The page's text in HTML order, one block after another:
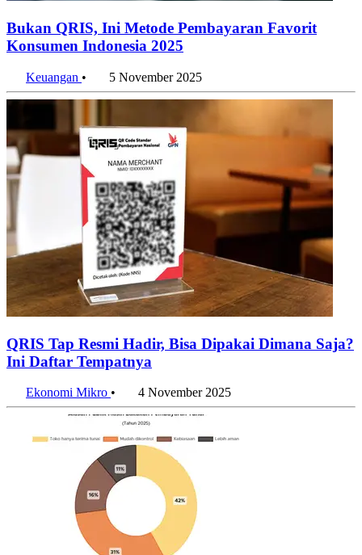
Bukan QRIS, Ini Metode Pembayaran Favorit
Keuangan• 5 November 2025
QRIS Tap Resmi Hadir, Bisa Dipakai Dimana Saja?
Ini Daftar Tempatnya
Ekonomi Mikro• 4 November 2025